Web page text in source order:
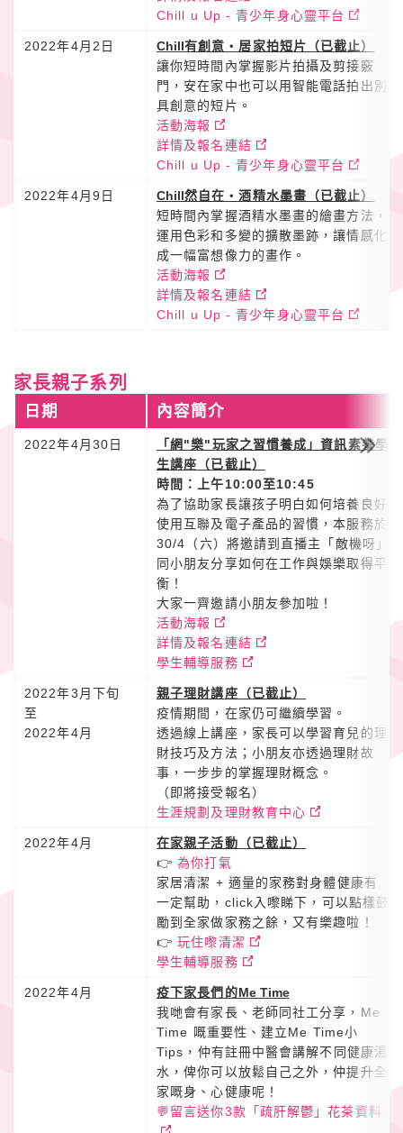
Chill u Up - 青少年身心靈平台
2022年4月2日 Chill有創意・居家拍短片（已截止）
讓你短時間內掌握影片拍攝及剪接竅
門，安在家中也可以用智能電話拍出別
具創意的短片。
活動海報
詳情及報名連結
Chill u Up - 青少年身心靈平台
2022年4月9日 Chill然自在・酒精水墨畫（已截止）
短時間內掌握酒精水墨畫的繪畫方法，
運用色彩和多變的擴散墨跡，讓情感化
成一幅富想像力的畫作。
活動海報
詳情及報名連結
Chill u Up - 青少年身心靈平台
家長親子系列
日期 內容簡介
2022年4月30日
「網"樂"玩家之習慣養成」資訊素養學
生講座（已截止）
時間：上午10:00至10:45
為了協助家長讓孩子明白如何培養良好
使用互聯及電子產品的習慣，本服務於
30/4（六）將邀請到直播主「敵機呀」
同小朋友分享如何在工作與娛樂取得平
衡！
大家一齊邀請小朋友參加啦！
活動海報
詳情及報名連結
學生輔導服務
2022年3月下旬
至
2022年4月
親子理財講座（已截止）
疫情期間，在家仍可繼續學習。
透過線上講座，家長可以學習育兒的理
財技巧及方法；小朋友亦透過理財故
事，一步步的掌握理財概念。
（即將接受報名）
生涯規劃及理財教育中心
2022年4月
在家親子活動（已截止）
👉為你打氣
家居清潔 + 適量的家務對身體健康有
一定幫助，click入嚟睇下，可以點樣鼓
勵到全家做家務之餘，又有樂趣啦！
👉玩住嚟清潔
學生輔導服務
2022年4月 疫下家長們的Me Time
我哋會有家長、老師同社工分享，Me
Time 嘅重要性、建立Me Time小
Tips，仲有註冊中醫會講解不同健康湯
水，俾你可以放鬆自己之外，仲提升全
家嘅身、心健康呢！
💬留言送你3款「疏肝解鬱」花茶資料